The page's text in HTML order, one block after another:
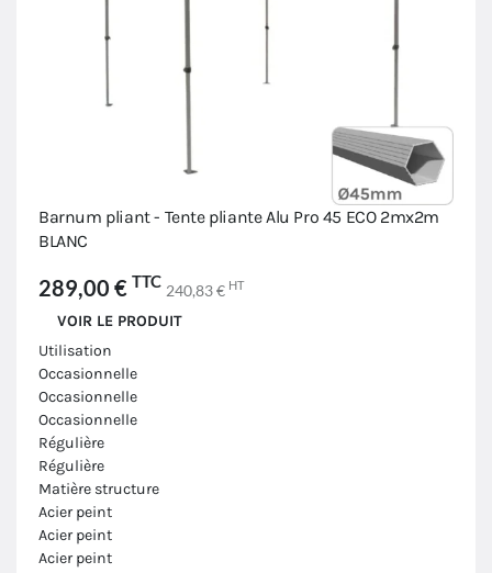
Barnum pliant - Tente pliante Alu Pro 45 ECO 2mx2m
BLANC
289,00 € TTC 240,83 € HT
VOIR LE PRODUIT
Utilisation
Occasionnelle
Occasionnelle
Occasionnelle
Régulière
Régulière
Matière structure
Acier peint
Acier peint
Acier peint